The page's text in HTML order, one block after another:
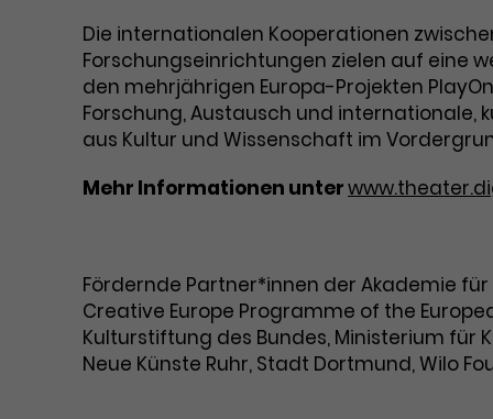
Die internationalen Kooperationen
Forschungseinrichtungen zielen auf eine
den mehrjährigen Europa-Projekten
Forschung, Austausch und internationale,
aus Kultur und Wissenschaft im
Mehr Informationen unter
Fördernde Partner*innen der Akademie
Creative Europe Programme of the
Kulturstiftung des Bundes, Ministerium für
Neue Künste Ruhr, Stadt Dortmund, Wilo